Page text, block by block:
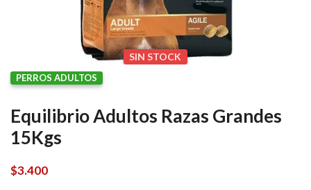
SIN STOCK
PERROS ADULTOS
Equilibrio Adultos Razas Grandes
15Kgs
$3.400